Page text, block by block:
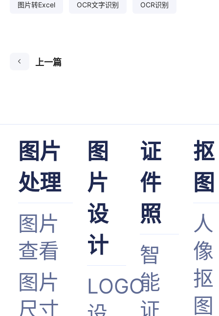
图片转Excel OCR文字识别 OCR识别
上一篇
图片
处理
图片
查看
图片
尺寸
图
片
设
计
LOGO
证
件
照
智
能
证
抠
图
人
像
抠
图